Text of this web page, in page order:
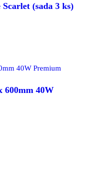
(sada 3 ks)
600mm 40W